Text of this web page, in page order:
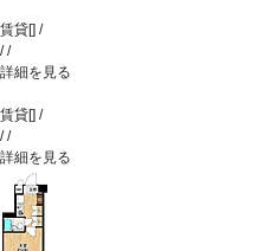
賃貸[] /
//
詳細を見る
賃貸[] /
//
詳細を見る